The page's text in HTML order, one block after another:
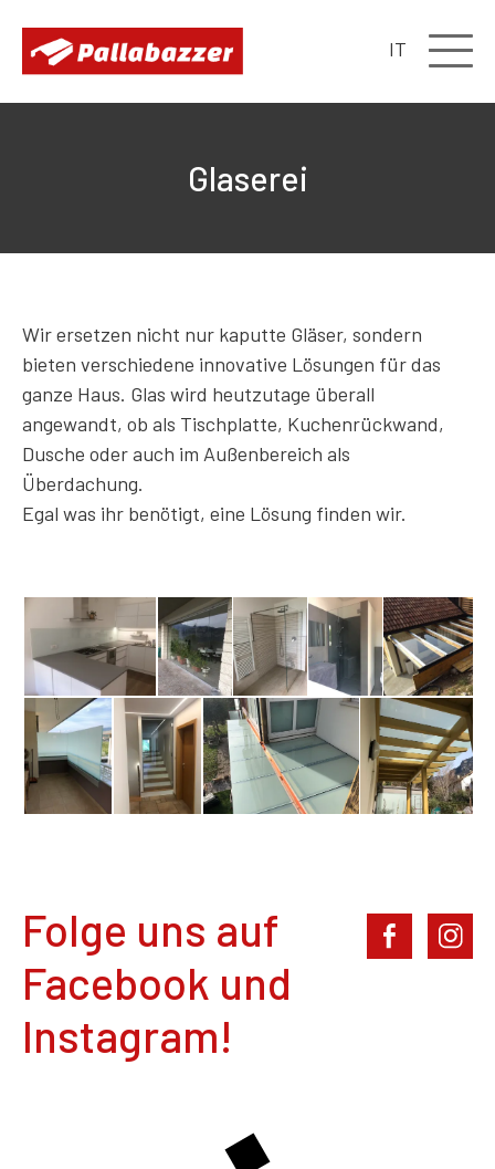
IT
Glaserei
Wir ersetzen nicht nur kaputte Gläser, sondern
bieten verschiedene innovative Lösungen für das
ganze Haus. Glas wird heutzutage überall
angewandt, ob als Tischplatte, Kuchenrückwand,
Dusche oder auch im Außenbereich als
Überdachung.
Egal was ihr benötigt, eine Lösung finden wir.
Folge uns auf
Facebook und
Instagram!